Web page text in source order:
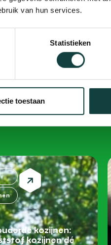
van hun services.
Statistieken
toestaan
kozijnen:
kozijnen dé